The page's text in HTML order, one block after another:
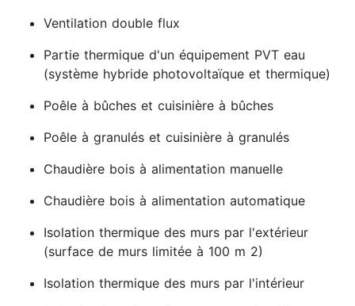
Ventilation double flux
Partie thermique d'un équipement PVT eau
(système hybride photovoltaïque et thermique)
Poêle à bûches et cuisinière à bûches
Poêle à granulés et cuisinière à granulés
Chaudière bois à alimentation manuelle
Chaudière bois à alimentation automatique
Isolation thermique des murs par l'extérieur
(surface de murs limitée à 100 m 2)
Isolation thermique des murs par l'intérieur